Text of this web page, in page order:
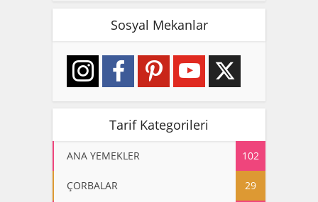
Sosyal Mekanlar
Tarif Kategorileri
ANA YEMEKLER 102
ÇORBALAR 29